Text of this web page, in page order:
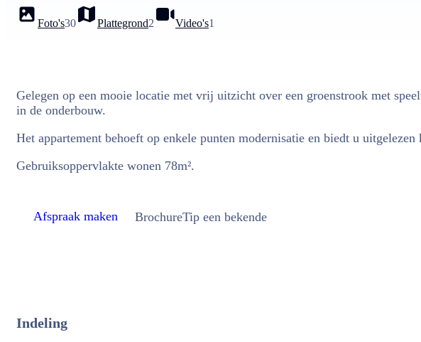
Foto's30 Plattegrond2 Video's1
Gelegen op een mooie locatie met vrij uitzicht over een groenstrook met
in de onderbouw.
Het appartement behoeft op enkele punten modernisatie en biedt u
Gebruiksoppervlakte wonen 78m².
Afspraak maken BrochureTip een bekende
Indeling